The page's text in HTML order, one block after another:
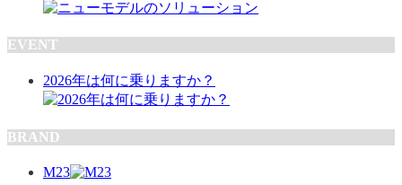
EVENT
2026年は何に乗りますか？
BRAND
M23